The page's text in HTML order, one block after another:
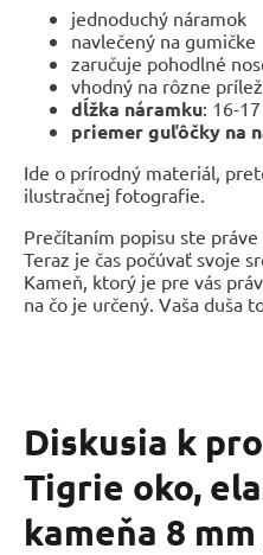
jednoduchý náramok
navlečený na gumičke
zaručuje pohodlné
vhodný na rôzne
dĺžka náramku: 16-
priemer guľôčky na
Ide o prírodný materiál,
ilustračnej fotografie.
Prečítaním popisu ste
Teraz je čas počúvať svoje
Kameň, ktorý je pre vás
na čo je určený. Vaša duša
Diskusia k
Tigrie oko,
kameňa 8